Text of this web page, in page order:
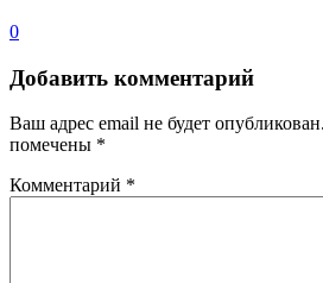
0
Добавить комментарий
Ваш адрес email не будет опубликован.
помечены *
Комментарий *